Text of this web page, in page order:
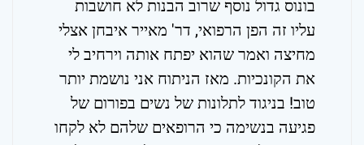
בונוס גדול נוסף שרוב הבנות לא חושבות
עליו זה הפן הרפואי, דר' מאייר איבחן אצלי
מחיצה ואמר שהוא יפתח אותה וירחיב לי
את הקונכיות. מאז הניתוח אני נושמת יותר
טוב! בניגוד לתלונות של נשים בפורום של
פגיעה בנשימה כי הרופאים שלהם לא לקחו